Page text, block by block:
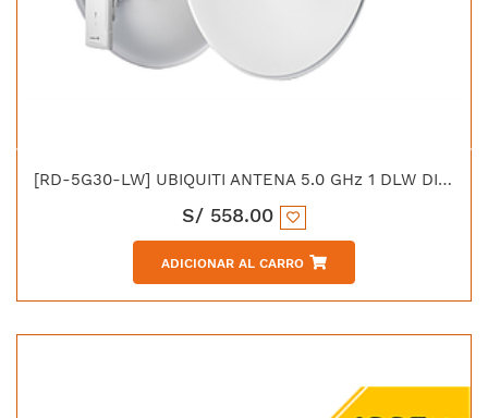
[RD-5G30-LW] UBIQUITI ANTENA 5.0 GHz 1 DLW DIRECCIONAL ROCKETDISH 30dBi
S/ 558.00
ADICIONAR AL CARRO